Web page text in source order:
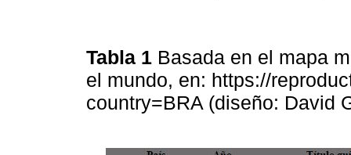
Tabla 1 Basada en el mapa
el mundo, en: https://
country=BRA (diseño: David